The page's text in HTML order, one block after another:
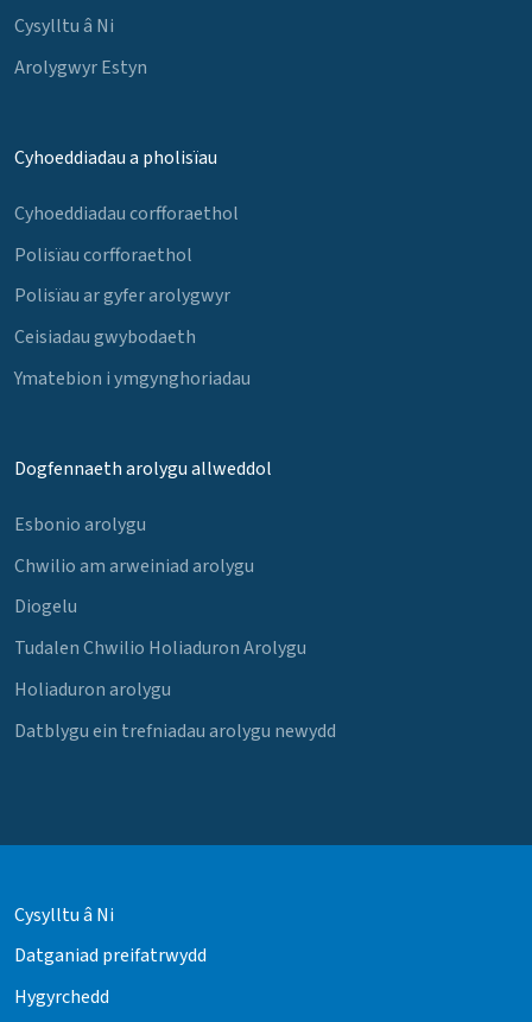
Cysylltu â Ni
Arolygwyr Estyn
Cyhoeddiadau a pholisïau
Cyhoeddiadau corfforaethol
Polisïau corfforaethol
Polisïau ar gyfer arolygwyr
Ceisiadau gwybodaeth
Ymatebion i ymgynghoriadau
Dogfennaeth arolygu allweddol
Esbonio arolygu
Chwilio am arweiniad arolygu
Diogelu
Tudalen Chwilio Holiaduron Arolygu
Holiaduron arolygu
Datblygu ein trefniadau arolygu newydd
Cysylltu â Ni
Datganiad preifatrwydd
Hygyrchedd